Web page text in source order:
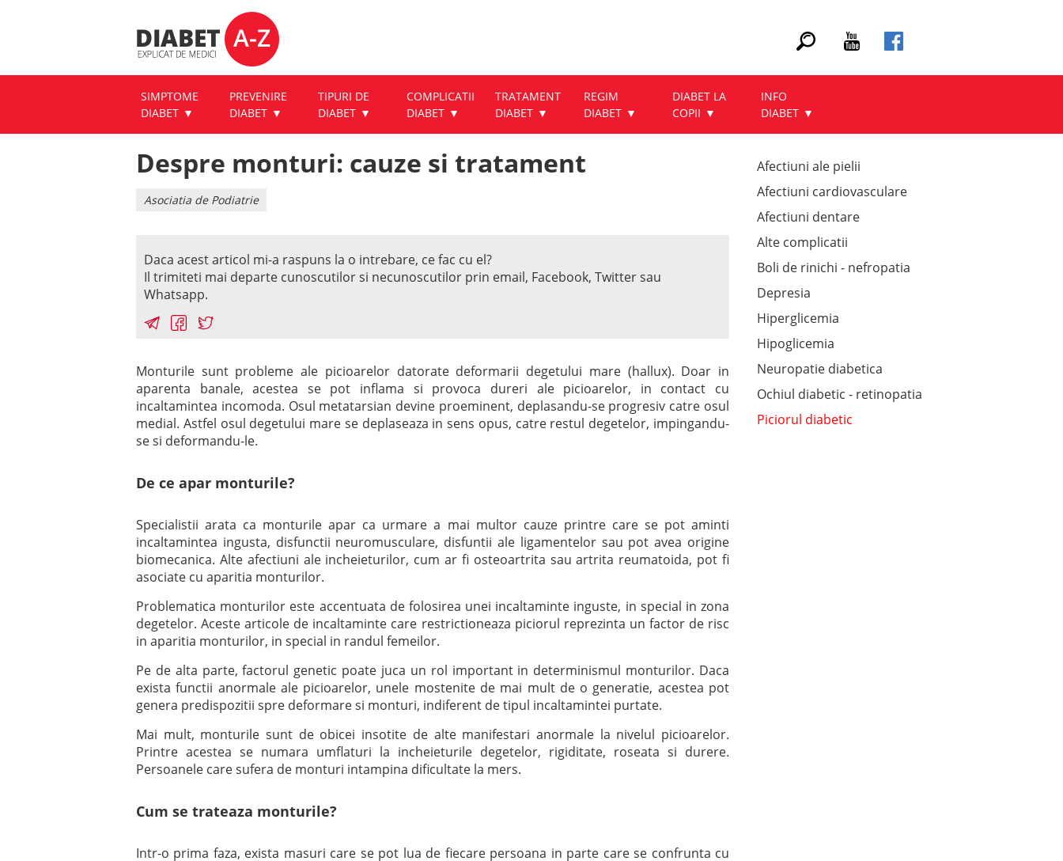
SIMPTOME
DIABET
PREVENIRE
DIABET
TIPURI DE
DIABET
COMPLICATII
DIABET
TRATAMENT
DIABET
REGIM
DIABET
DIABET LA
COPII
INFO
DIABET
Despre monturi: cauze si tratament
Asociatia de Podiatrie
Daca acest articol mi-a raspuns la o intrebare, ce fac cu el?
Il trimiteti mai departe cunoscutilor si necunoscutilor prin email, Facebook, Twitter sau
Whatsapp.
Monturile sunt probleme ale picioarelor datorate deformarii degetului mare (hallux). Doar in
aparenta banale, acestea se pot inflama si provoca dureri ale picioarelor, in contact cu
incaltamintea incomoda. Osul metatarsian devine proeminent, deplasandu-se progresiv catre osul
medial. Astfel osul degetului mare se deplaseaza in sens opus, catre restul degetelor, impingandu-
se si deformandu-le.
De ce apar monturile?
Specialistii arata ca monturile apar ca urmare a mai multor cauze printre care se pot aminti
incaltamintea ingusta, disfunctii neuromusculare, disfuntii ale ligamentelor sau pot avea origine
biomecanica. Alte afectiuni ale incheieturilor, cum ar fi osteoartrita sau artrita reumatoida, pot fi
asociate cu aparitia monturilor.
Problematica monturilor este accentuata de folosirea unei incaltaminte inguste, in special in zona
degetelor. Aceste articole de incaltaminte care restrictioneaza piciorul reprezinta un factor de risc
in aparitia monturilor, in special in randul femeilor.
Pe de alta parte, factorul genetic poate juca un rol important in determinismul monturilor. Daca
exista functii anormale ale picioarelor, unele mostenite de mai mult de o generatie, acestea pot
genera predispozitii spre deformare si monturi, indiferent de tipul incaltamintei purtate.
Mai mult, monturile sunt de obicei insotite de alte manifestari anormale la nivelul picioarelor.
Printre acestea se numara umflaturi la incheieturile degetelor, rigiditate, roseata si durere.
Persoanele care sufera de monturi intampina dificultate la mers.
Cum se trateaza monturile?
Intr-o prima faza, exista masuri care se pot lua de fiecare persoana in parte care se confrunta cu
Afectiuni ale pielii
Afectiuni cardiovasculare
Afectiuni dentare
Alte complicatii
Boli de rinichi - nefropatia
Depresia
Hiperglicemia
Hipoglicemia
Neuropatie diabetica
Ochiul diabetic - retinopatia
Piciorul diabetic